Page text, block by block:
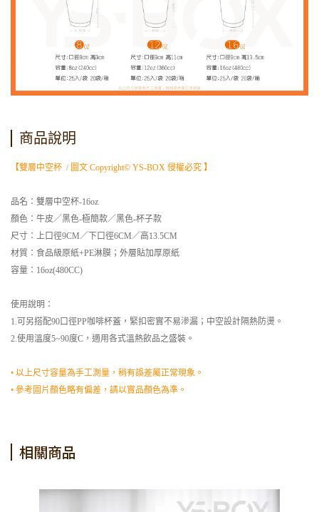
商品說明
【雙層中空杯 / 圖文 Copyright© YS-BOX 侵權必究 】
品名：雙層中空杯-16oz
顏色：牛皮／黑色-極簡款／黑色-杯子款
尺寸：上口徑9CM／下口徑6CM／高13.5CM
材質：食品級原紙+PE淋膜；外層貼加厚原紙
容量：16oz(480CC)
使用說明：
1.可另搭配90口徑PP咖啡杯蓋，緊扣密實不易滲漏；中空設計隔熱防燙。
2.使用溫度5~90度C，適用各式溫熱飲品之盛裝。
• 以上尺寸容量為手工測量，稍有誤差屬正常現象。
• 參考圖片顏色略有偏差，請以實品顏色為準。
相關商品